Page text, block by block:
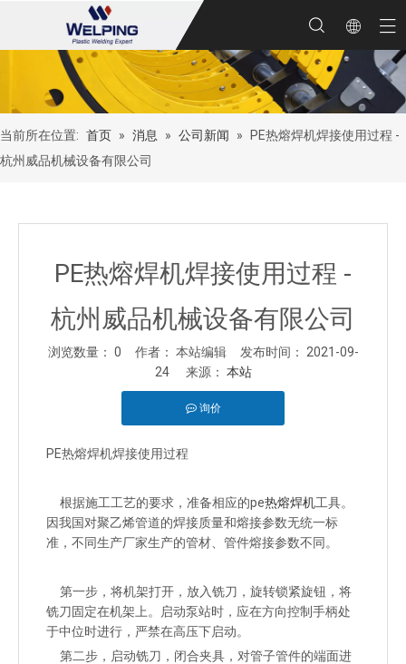
当前所在位置: 首页 » 消息 » 公司新闻 »
PE热熔焊机焊接使用过程 -
杭州威品机械设备有限公司
PE热熔焊机焊接使用过程 -
杭州威品机械设备有限公司
浏览数量： 0 作者： 本站编辑 发布时间： 2021-09-
24 来源： 本站
询价
PE热熔焊机焊接使用过程
根据施工工艺的要求，准备相应的pe热熔焊机工具。
因我国对聚乙烯管道的焊接质量和熔接参数无统一标
准，不同生产厂家生产的管材、管件熔接参数不同。
第一步，将机架打开，放入铣刀，旋转锁紧旋钮，将
铣刀固定在机架上。启动泵站时，应在方向控制手柄处
于中位时进行，严禁在高压下启动。
第二步，启动铣刀，闭合夹具，对管子管件的端面进